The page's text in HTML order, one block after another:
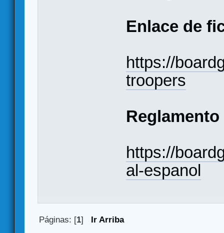
Enlace de
https://
troopers
Reglamento
https://
al-espanol
Páginas: [1] Ir Arriba